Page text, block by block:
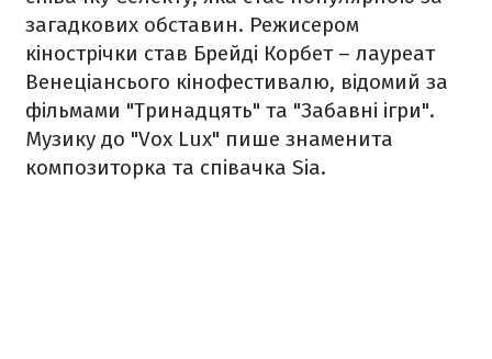
загадкових обставин. Режисером
кінострічки став Брейді Корбет – лауреат
Венеціансього кінофестивалю, відомий за
фільмами "Тринадцять" та "Забавні ігри".
Музику до "Vox Lux" пише знаменита
композиторка та співачка Sia.